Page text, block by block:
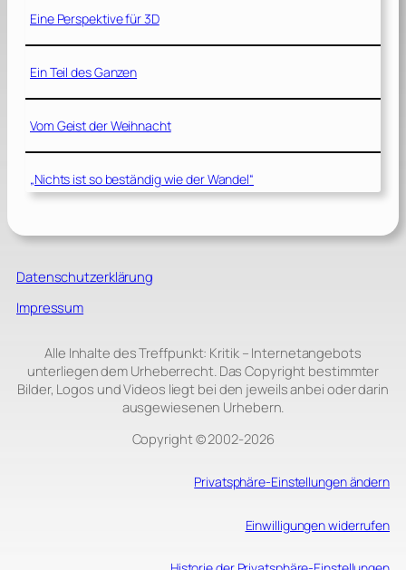
Eine Perspektive für 3D
Ein Teil des Ganzen
Vom Geist der Weihnacht
„Nichts ist so beständig wie der Wandel“
Datenschutzerklärung
Impressum
Alle Inhalte des Treffpunkt: Kritik – Internetangebots
unterliegen dem Urheberrecht. Das Copyright bestimmter
Bilder, Logos und Videos liegt bei den jeweils anbei oder darin
ausgewiesenen Urhebern.
Copyright © 2002‑2026
Privatsphäre-Einstellungen ändern
Einwilligungen widerrufen